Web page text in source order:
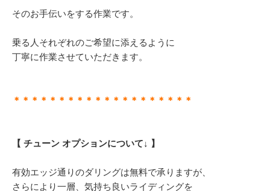
そのお手伝いをする作業です。
乗る人それぞれのご希望に添えるように
丁寧に作業させていただきます。
＊＊＊＊＊＊＊＊＊＊＊＊＊＊＊＊＊＊＊＊
【 チューン オプションについて↓ 】
有効エッジ通りのダリングは無料で承りますが、
さらにより一層、気持ち良いライディングを